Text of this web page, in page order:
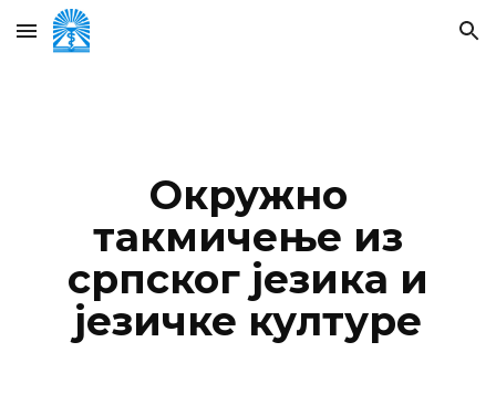
Skip to main content Skip to navigation
Окружно
такмичење из
српског језика и
језичке културе